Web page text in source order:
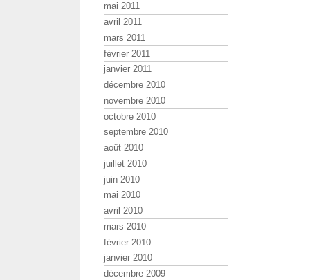
mai 2011
avril 2011
mars 2011
février 2011
janvier 2011
décembre 2010
novembre 2010
octobre 2010
septembre 2010
août 2010
juillet 2010
juin 2010
mai 2010
avril 2010
mars 2010
février 2010
janvier 2010
décembre 2009